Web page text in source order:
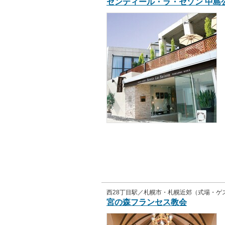
センティール・ラ・セゾン 中島
西28丁目駅／札幌市・札幌近郊（式場・ゲ
宮の森フランセス教会